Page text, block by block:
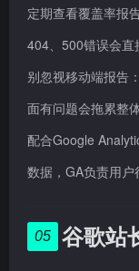
定期查看覆盖率报
404、500错误会直
别忽视移动端报告
面有问题会拖累整
配合Google
数据，GA负责用户
05 谷歌站